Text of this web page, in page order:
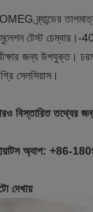
ব্র্যান্ডের
টেস্ট চেম্বার।-
জন্য উপযুক্ত।
সেলসিয়াস।
বিস্তারিত
অ্যাপ: +86-
দেখায়